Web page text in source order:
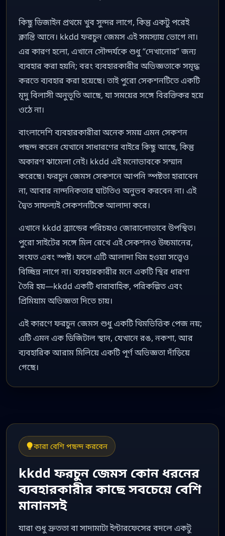
কিছু ডিজাইন প্রথমে খুব সুন্দর লাগে, কিন্তু একটু পরেই
ক্লান্তি আনে। kkdd ফরচুন জেমস এই সমস্যায় ভোগে না।
এর কারণ হলো, এখানে সৌন্দর্যকে শুধু “দেখানোর” জন্য
ব্যবহার করা হয়নি; বরং ব্যবহারকারীর অভিজ্ঞতাকে সমৃদ্ধ
করতে ব্যবহার করা হয়েছে। তাই পুরো সেকশনটিতে একটি
মৃদু বিলাসী অনুভূতি আছে, যা সময়ের সঙ্গে বিরক্তিকর হয়ে
ওঠে না।
বাংলাদেশি ব্যবহারকারীরা অনেক সময় এমন সেকশন
পছন্দ করেন যেখানে সাধারণের বাইরে কিছু আছে, কিন্তু
অকারণ ঝামেলা নেই। kkdd এই মনোভাবকে সম্মান
করেছে। ফরচুন জেমস সেকশনে আপনি স্পষ্টতা হারাবেন
না, আবার নান্দনিকতার ঘাটতিও অনুভব করবেন না। এই
দ্বৈত সাফল্যই সেকশনটিকে আলাদা করে।
এখানে kkdd ব্র্যান্ডের পরিচয়ও জোরালোভাবে উপস্থিত।
পুরো সাইটের সঙ্গে মিল রেখে এই সেকশনও উচ্চমানের,
সংযত এবং স্পষ্ট। ফলে এটি আলাদা থিম হওয়া সত্ত্বেও
বিচ্ছিন্ন লাগে না। ব্যবহারকারীর মনে একটি স্থির ধারণা
তৈরি হয়—kkdd একটি ধারাবাহিক, পরিকল্পিত এবং
প্রিমিয়াম অভিজ্ঞতা দিতে চায়।
এই কারণে ফরচুন জেমস শুধু একটি থিমভিত্তিক পেজ নয়;
এটি এমন এক ডিজিটাল স্থান, যেখানে রঙ, নকশা, আর
ব্যবহারিক আরাম মিলিয়ে একটি পূর্ণ অভিজ্ঞতা দাঁড়িয়ে
গেছে।
কারা বেশি পছন্দ করবেন
kkdd ফরচুন জেমস কোন ধরনের
ব্যবহারকারীর কাছে সবচেয়ে বেশি
মানানসই
যারা শুধু দ্রুততা বা সাদামাটা ইন্টারফেসের বদলে একটু